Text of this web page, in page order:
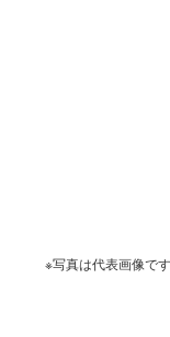
※写真は代表画像で